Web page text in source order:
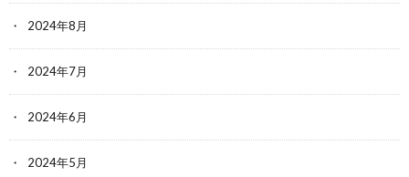
2024年8月
2024年7月
2024年6月
2024年5月